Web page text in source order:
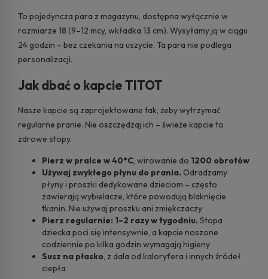
To pojedyncza para z magazynu, dostępna wyłącznie w
rozmiarze 18 (9–12 mcy, wkładka 13 cm). Wysyłamy ją w ciągu
24 godzin – bez czekania na uszycie. Ta para nie podlega
personalizacji.
Jak dbać o kapcie TITOT
Nasze kapcie są zaprojektowane tak, żeby wytrzymać
regularne pranie. Nie oszczędzaj ich – świeże kapcie to
zdrowe stopy.
Pierz w pralce w 40°C, wirowanie do 1200 obrotów
Używaj zwykłego płynu do prania. Odradzamy
płyny i proszki dedykowane dzieciom – często
zawierają wybielacze, które powodują blaknięcie
tkanin. Nie używaj proszku ani zmiękczaczy
Pierz regularnie: 1–2 razy w tygodniu. Stopa
dziecka poci się intensywnie, a kapcie noszone
codziennie po kilka godzin wymagają higieny
Susz na płasko, z dala od kaloryfera i innych źródeł
ciepła